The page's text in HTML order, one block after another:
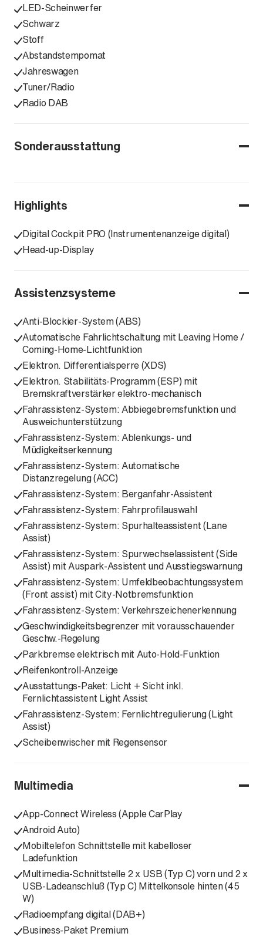
LED-Scheinwerfer
Schwarz
Stoff
Abstandstempomat
Jahreswagen
Tuner/Radio
Radio DAB
Sonderausstattung
Highlights
Digital Cockpit PRO (Instrumentenanzeige digital)
Head-up-Display
Assistenzsysteme
Anti-Blockier-System (ABS)
Automatische Fahrlichtschaltung mit Leaving Home /
Coming-Home-Lichtfunktion
Elektron. Differentialsperre (XDS)
Elektron. Stabilitäts-Programm (ESP) mit
Bremskraftverstärker elektro-mechanisch
Fahrassistenz-System: Abbiegebremsfunktion und
Ausweichunterstützung
Fahrassistenz-System: Ablenkungs- und
Müdigkeitserkennung
Fahrassistenz-System: Automatische
Distanzregelung (ACC)
Fahrassistenz-System: Berganfahr-Assistent
Fahrassistenz-System: Fahrprofilauswahl
Fahrassistenz-System: Spurhalteassistent (Lane
Assist)
Fahrassistenz-System: Spurwechselassistent (Side
Assist) mit Auspark-Assistent und Ausstiegswarnung
Fahrassistenz-System: Umfeldbeobachtungssystem
(Front assist) mit City-Notbremsfunktion
Fahrassistenz-System: Verkehrszeichenerkennung
Geschwindigkeitsbegrenzer mit vorausschauender
Geschw.-Regelung
Parkbremse elektrisch mit Auto-Hold-Funktion
Reifenkontroll-Anzeige
Ausstattungs-Paket: Licht + Sicht inkl.
Fernlichtassistent Light Assist
Fahrassistenz-System: Fernlichtregulierung (Light
Assist)
Scheibenwischer mit Regensensor
Multimedia
App-Connect Wireless (Apple CarPlay
Android Auto)
Mobiltelefon Schnittstelle mit kabelloser
Ladefunktion
Multimedia-Schnittstelle 2 x USB (Typ C) vorn und 2 x
USB-Ladeanschluß (Typ C) Mittelkonsole hinten (45
W)
Radioempfang digital (DAB+)
Business-Paket Premium